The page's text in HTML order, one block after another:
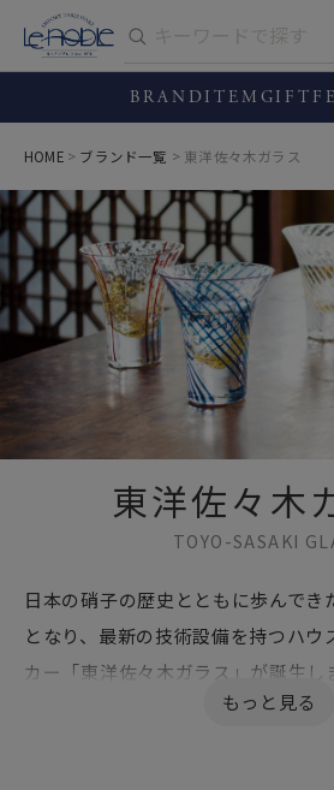
BRANDITEM GIFT
HOME ブランド一覧 東洋佐々木ガラス
東洋佐々木
TOYO-SASAKI
日本の硝子の歴史とともに歩んでき
となり、最新の技術設備を持つハウ
カー「東洋佐々木ガラス」が誕生し
代表商品の「八千代切子」は、下総